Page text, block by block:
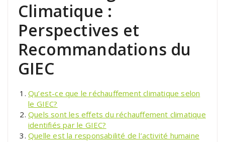
Climatique :
Perspectives et
Recommandations du
GIEC
Qu’est-ce que le réchauffement climatique selon
le GIEC?
Quels sont les effets du réchauffement climatique
identifiés par le GIEC?
Quelle est la responsabilité de l’activité humaine